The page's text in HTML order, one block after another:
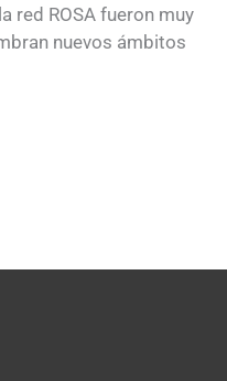
red ROSA fueron muy
nuevos ámbitos